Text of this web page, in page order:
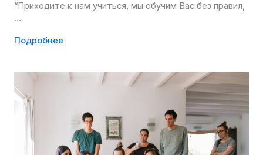
“Приходите к нам учиться, мы обучим Вас без правил,
…
Подробнее